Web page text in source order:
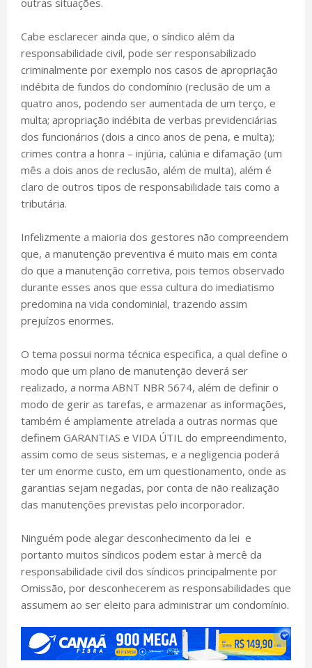
outras situações.
Cabe esclarecer ainda que, o síndico além da
responsabilidade civil, pode ser responsabilizado
criminalmente por exemplo nos casos de apropriação
indébita de fundos do condomínio (reclusão de um a
quatro anos, podendo ser aumentada de um terço, e
multa; apropriação indébita de verbas previdenciárias
dos funcionários (dois a cinco anos de pena, e multa);
crimes contra a honra – injúria, calúnia e difamação (um
mês a dois anos de reclusão, além de multa), além é
claro de outros tipos de responsabilidade tais como a
tributária.
Infelizmente a maioria dos gestores não compreendem
que, a manutenção preventiva é muito mais em conta
do que a manutenção corretiva, pois temos observado
durante esses anos que essa cultura do imediatismo
predomina na vida condominial, trazendo assim
prejuízos enormes.
O tema possui norma técnica especifica, a qual define o
modo que um plano de manutenção deverá ser
realizado, a norma ABNT NBR 5674, além de definir o
modo de gerir as tarefas, e armazenar as informações,
também é amplamente atrelada a outras normas que
definem GARANTIAS e VIDA ÚTIL do empreendimento,
assim como de seus sistemas, e a negligencia poderá
ter um enorme custo, em um questionamento, onde as
garantias sejam negadas, por conta de não realização
das manutenções previstas pelo incorporador.
Ninguém pode alegar desconhecimento da lei e
portanto muitos síndicos podem estar à mercê da
responsabilidade civil dos síndicos principalmente por
Omissão, por desconhecerem as responsabilidades que
assumem ao ser eleito para administrar um condomínio.